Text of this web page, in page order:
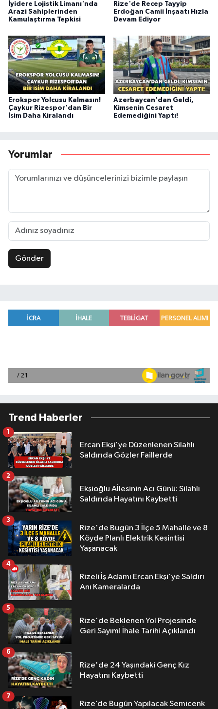
İyidere Lojistik Limanı'nda
Arazi Sahiplerinden
Kamulaştırma Tepkisi
Rize'de Recep Tayyip
Erdoğan Camii İnşaatı Hızla
Devam Ediyor
Erokspor Yolcusu Kalmasın!
Çaykur Rizespor'dan Bir
İsim Daha Kiralandı
Azerbaycan'dan Geldi,
Kimsenin Cesaret
Edemediğini Yaptı!
Yorumlar
Gönder
Trend Haberler
Ercan Ekşi'ye Düzenlenen Silahlı
Saldırıda Gözler Faillerde
1
Ekşioğlu Aİlesinin Acı Günü: Silahlı
Saldırıda Hayatını Kaybetti
2
Rize'de Bugün 3 İlçe 5 Mahalle ve 8
Köyde Planlı Elektrik Kesintisi
Yaşanacak
3
Rizeli İş Adamı Ercan Ekşi'ye Saldırı
Anı Kameralarda
4
Rize'de Beklenen Yol Projesinde
Geri Sayım! İhale Tarihi Açıklandı
5
Rize'de 24 Yaşındaki Genç Kız
Hayatını Kaybetti
6
Rize’de Bugün Yapılacak Semicenk
7